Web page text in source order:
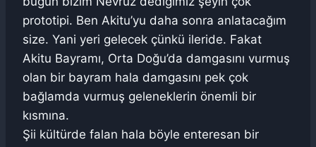
prototipi. Ben Akitu’yu daha sonra anlatacağım
size. Yani yeri gelecek çünkü ileride. Fakat
Akitu Bayramı, Orta Doğu’da damgasını vurmuş
olan bir bayram hala damgasını pek çok
bağlamda vurmuş geleneklerin önemli bir
kısmına.
Şii kültürde falan hala böyle enteresan bir